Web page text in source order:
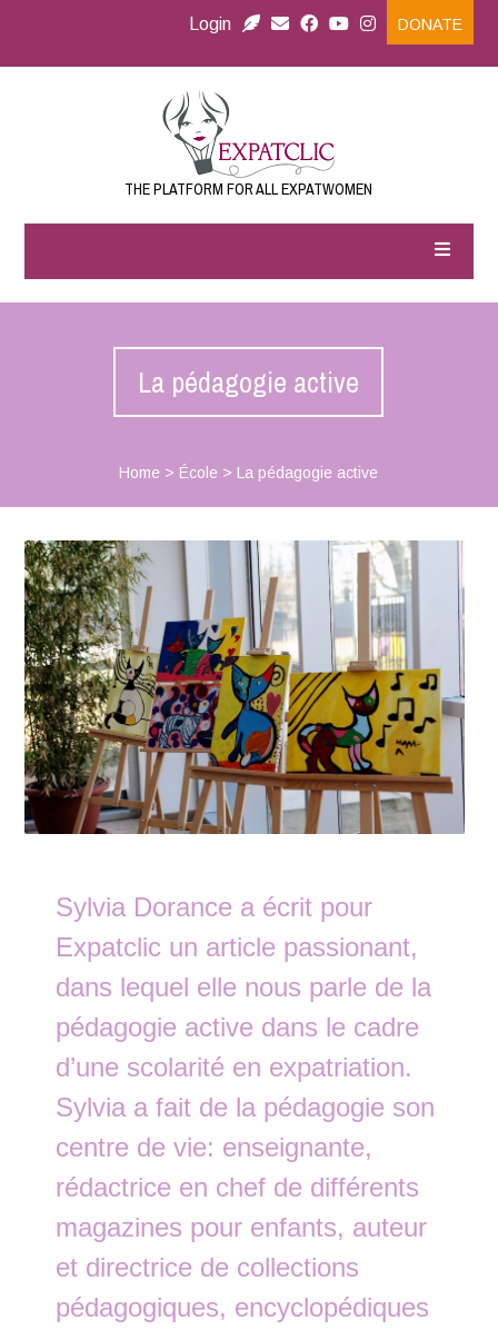
Login DONATE
THE PLATFORM FOR ALL EXPATWOMEN
La pédagogie active
Home >École >La pédagogie active
Sylvia Dorance a écrit pour
Expatclic un article passionant,
dans lequel elle nous parle de la
pédagogie active dans le cadre
d’une scolarité en expatriation.
Sylvia a fait de la pédagogie son
centre de vie: enseignante,
rédactrice en chef de différents
magazines pour enfants, auteur
et directrice de collections
pédagogiques, encyclopédiques